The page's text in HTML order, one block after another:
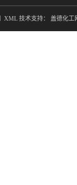
XML 技术支持： 盖德化工